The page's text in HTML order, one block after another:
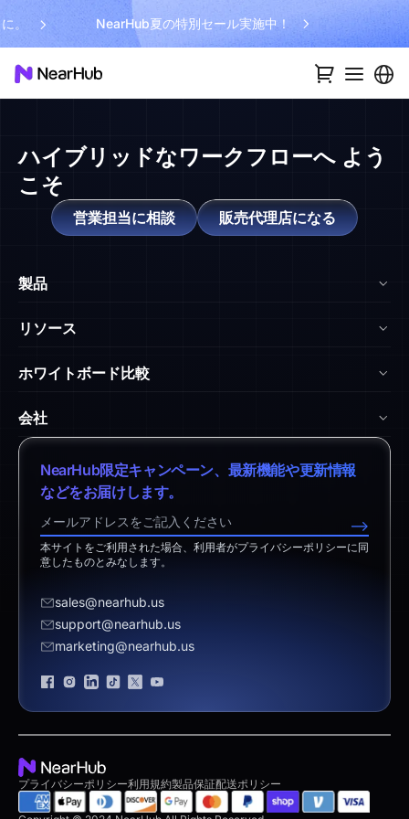
。 NearHub夏の特別セール実施中！
ハイブリッドなワークフローへ よう
こそ
営業担当に相談 販売代理店になる
製品
NearHub Board S
Nearity 360 Alien
Nearity 120 Max
アプリ統合
NearHub Demo
リソース
ヘルプセンター
ダウンロードセンター
返品ポリシー
免責事項
ホワイトボード比較
vs. Samsung Flip
vs. Vibe Board
vs. Neat Board 65
vs. Android Boards
vs. Chromium Boards
vs. Owl Labs Solution
会社
弊社について
特定商取引法に基づく表記
営業担当へのお問い合わせ
サポートへのお問い合わせ
販売代理店になる
プライバシーポリシー
ブランド認証
NearHub限定キャンペーン、最新機能や更新情報
などをお届けします。
-->
本サイトをご利用された場合、利用者がプライバシーポリシーに同
意したものとみなします。
sales@nearhub.us
support@nearhub.us
marketing@nearhub.us
プライバシーポリシー利用規約製品保証配送ポリシー